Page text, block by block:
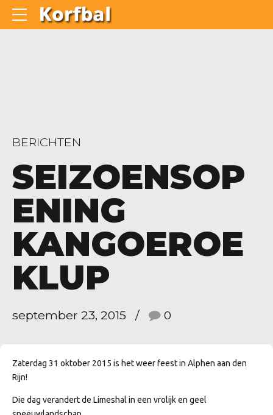
BERICHTEN
SEIZOENSOP
ENING
KANGOEROE
KLUP
september 23, 2015 0
Zaterdag 31 oktober 2015 is het weer feest in Alphen aan den
Rijn!
Die dag verandert de Limeshal in een vrolijk en geel